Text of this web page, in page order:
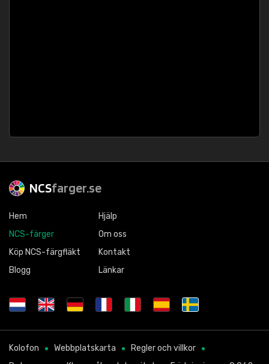
NCSfarger.se
Hem
NCS-färger
Köp NCS-färgfläkt
Blogg
Hjälp
Om oss
Kontakt
Länkar
Kolofon Webbplatskarta
Regler och villkor